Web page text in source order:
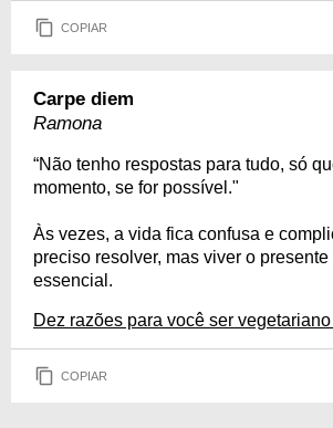
COPIAR
Carpe diem
Ramona
“Não tenho respostas para tudo, só
momento, se for possível."
Às vezes, a vida fica confusa e
preciso resolver, mas viver o presente
essencial.
Dez razões para você ser
COPIAR